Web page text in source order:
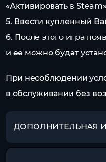
«Активировать в Steam»
5. Ввести купленный
6. После этого игра
и ее можно будет
При несоблюдении
в обслуживании без
ДОПОЛНИТЕЛЬНАЯ